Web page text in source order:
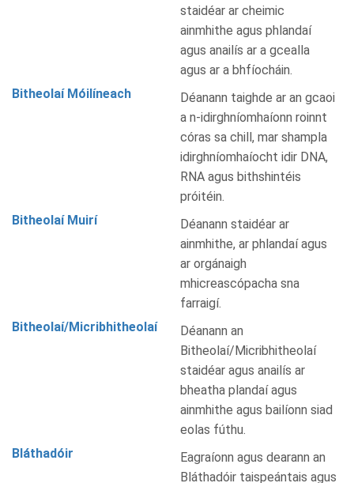
staidéar ar cheimic
ainmhithe agus phlandaí
agus anailís ar a gcealla
agus ar a bhfíocháin.
Bitheolaí Móilíneach
Déanann taighde ar an gcaoi
a n-idirghníomhaíonn roinnt
córas sa chill, mar shampla
idirghníomhaíocht idir DNA,
RNA agus bithshintéis
próitéin.
Bitheolaí Muirí
Déanann staidéar ar
ainmhithe, ar phlandaí agus
ar orgánaigh
mhicreascópacha sna
farraigí.
Bitheolaí/Micribhitheolaí
Déanann an
Bitheolaí/Micribhitheolaí
staidéar agus anailís ar
bheatha plandaí agus
ainmhithe agus bailíonn siad
eolas fúthu.
Bláthadóir
Eagraíonn agus dearann an
Bláthadóir taispeántais agus